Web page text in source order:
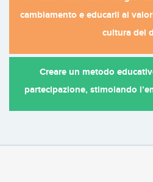
cambiamento e educarli ai
cultura del
Creare un metodo
partecipazione, stimolando